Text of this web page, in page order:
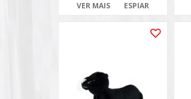
VER MAIS
ESPIAR